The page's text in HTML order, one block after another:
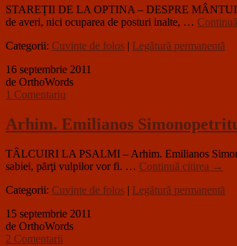
STAREȚII DE LA OPTINA – DESPRE
de averi, nici ocuparea de posturi inalte, …
Categorii: Cuvinte de folos
Legătură permanentă
16 septembrie 2011
de OrthoWords
1 Comentariu
Arhim. Emilianos
TÂLCUIRI LA PSALMI – Arhim. Emilianos
sabiei, părţi vulpilor vor fi. … Continuă citirea →
Categorii: Cuvinte de folos | Legătură permanentă
15 septembrie 2011
de OrthoWords
2 Comentarii